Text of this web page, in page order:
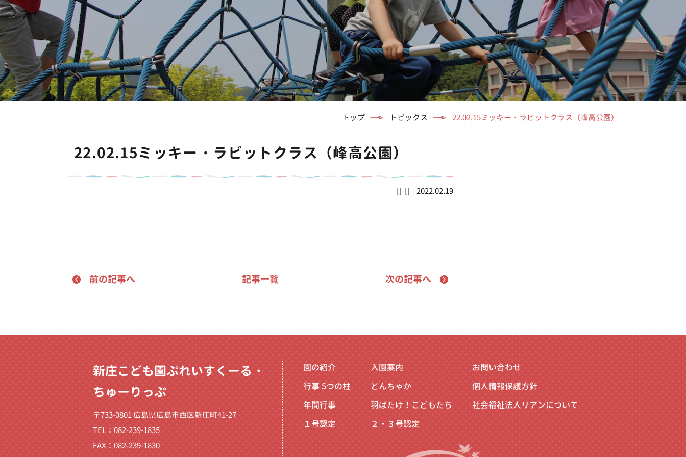
トップ トピックス 22.02.15ミッキー・ラビットクラス（峰高公園）
22.02.15ミッキー・ラビットクラス（峰高公園）
2022.02.19
前の記事へ 記事一覧 次の記事へ
新庄こども園ぷれいすくーる・
ちゅーりっぷ
〒733-0801 広島県広島市西区新庄町41-27
TEL：082-239-1835
FAX：082-239-1830
園の紹介
行事5つの柱
年間行事
１号認定
入園案内
どんちゃか
羽ばたけ！こどもたち
２・３号認定
お問い合わせ
個人情報保護方針
社会福祉法人リアンについて